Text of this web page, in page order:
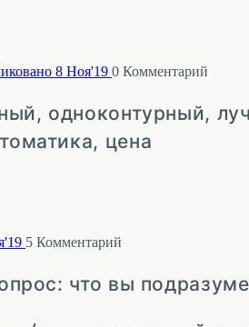
8 Ноя'19 0 Комментарий
одноконтурный,
цена
5 Комментарий
что вы